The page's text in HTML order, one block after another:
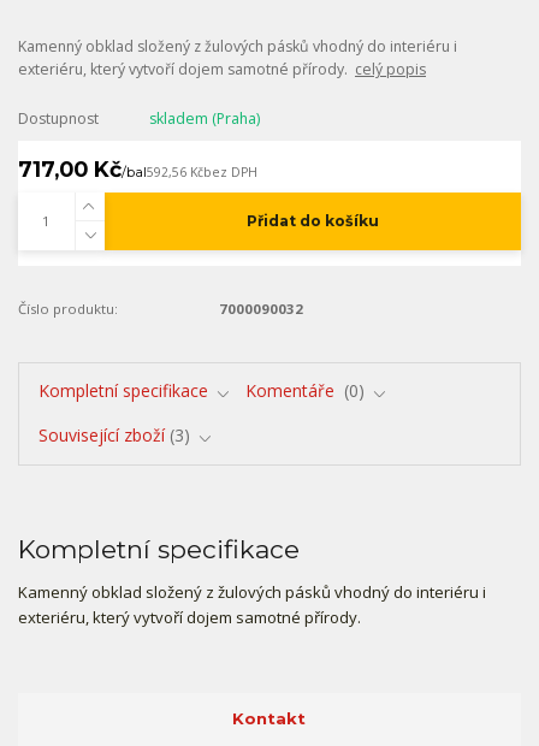
Kamenný obklad složený z žulových pásků vhodný do interiéru i
exteriéru, který vytvoří dojem samotné přírody. celý popis
Dostupnost skladem (Praha)
717,00 Kč/bal592,56 Kčbez DPH
Přidat do košíku
Číslo produktu: 7000090032
Kompletní specifikace Komentáře
0
Související zboží 3
Kompletní specifikace
Kamenný obklad složený z žulových pásků vhodný do interiéru i
exteriéru, který vytvoří dojem samotné přírody.
Kontakt